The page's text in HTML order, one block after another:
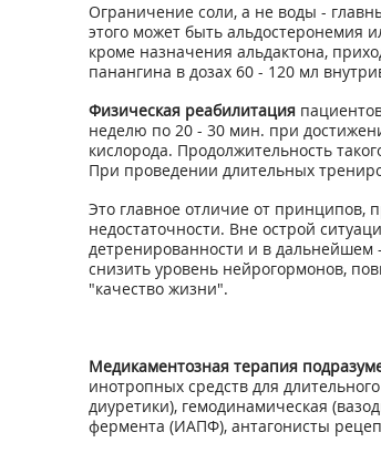
Ограничение соли, а не воды -
этого может быть альдостеронемия
кроме назначения альдактона,
панангина в дозах 60 - 120 мл
Физическая реабилитация
неделю по 20 - 30 мин. при
кислорода. Продолжительность
При проведении длительных
Это главное отличие от принципов,
недостаточности. Вне острой
детренированности и в дальнейшем
снизить уровень нейрогормонов,
"качество жизни".
Медикаментозная терапия
инотропных средств для
диуретики), гемодинамическая
фермента (ИАПФ), антагонисты